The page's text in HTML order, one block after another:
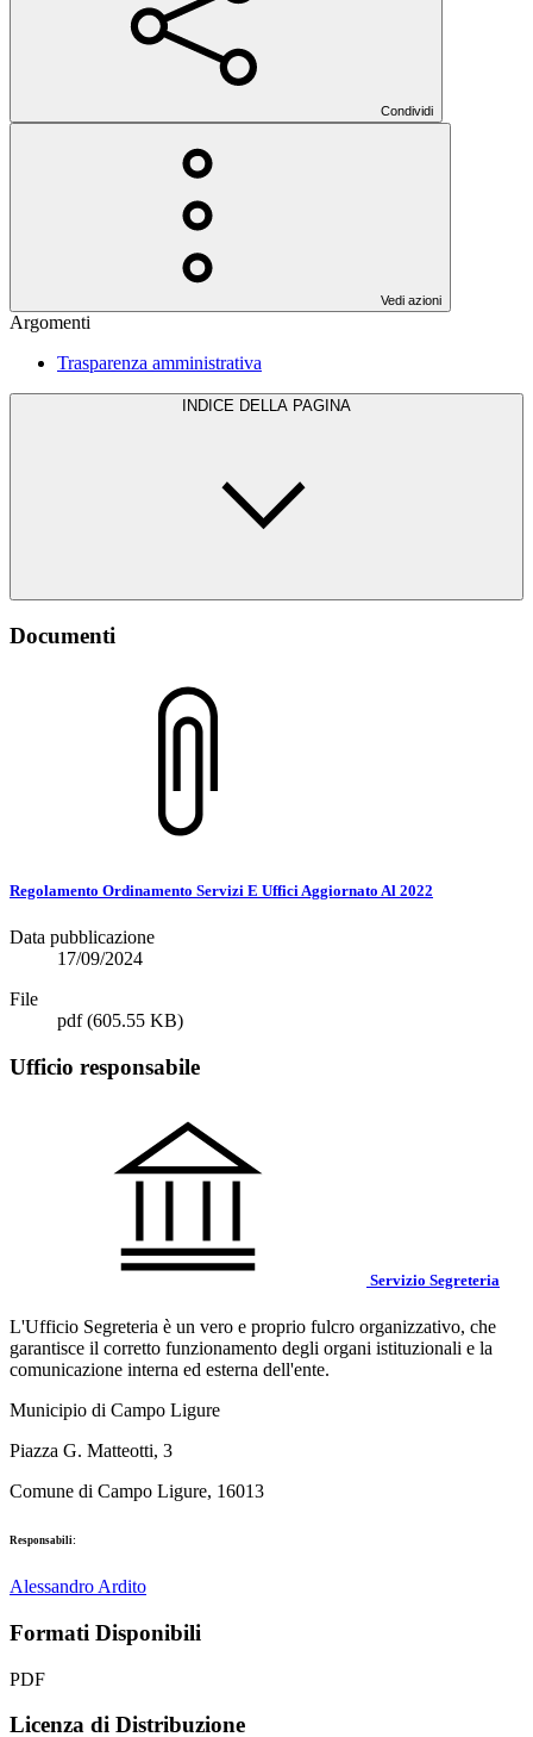
Condividi
Vedi azioni
Argomenti
Trasparenza amministrativa
INDICE DELLA PAGINA
Documenti
Regolamento Ordinamento Servizi E Uffici Aggiornato Al 2022
Data pubblicazione
17/09/2024
File
pdf(605.55 KB)
Ufficio responsabile
Servizio Segreteria
L'Ufficio Segreteria è un vero e proprio fulcro organizzativo, che
garantisce il corretto funzionamento degli organi istituzionali e la
comunicazione interna ed esterna dell'ente.
Municipio di Campo Ligure
Piazza G. Matteotti, 3
Comune di Campo Ligure, 16013
Responsabili:
Alessandro Ardito
Formati Disponibili
PDF
Licenza di Distribuzione